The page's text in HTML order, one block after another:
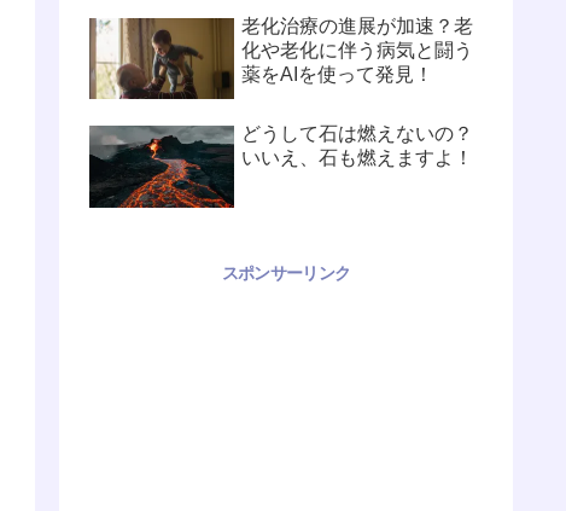
老化治療の進展が加速？老
化や老化に伴う病気と闘う
薬をAIを使って発見！
どうして石は燃えないの？
いいえ、石も燃えますよ！
スポンサーリンク